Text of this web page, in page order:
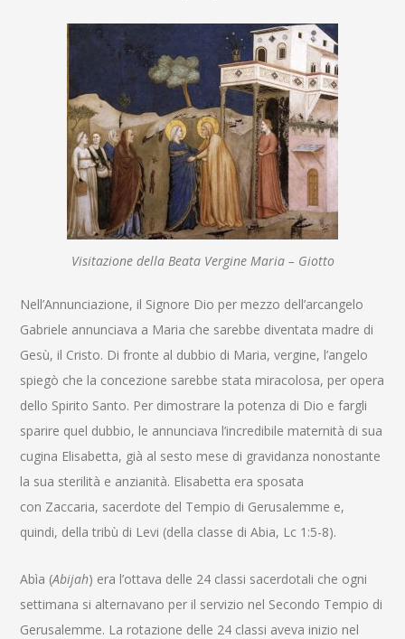
Visitazione della Beata Vergine Maria – Giotto
Nell’Annunciazione, il Signore Dio per mezzo dell’arcangelo
Gabriele annunciava a Maria che sarebbe diventata madre di
Gesù, il Cristo. Di fronte al dubbio di Maria, vergine, l’angelo
spiegò che la concezione sarebbe stata miracolosa, per opera
dello Spirito Santo. Per dimostrare la potenza di Dio e fargli
sparire quel dubbio, le annunciava l’incredibile maternità di sua
cugina Elisabetta, già al sesto mese di gravidanza nonostante
la sua sterilità e anzianità. Elisabetta era sposata
con Zaccaria, sacerdote del Tempio di Gerusalemme e,
quindi, della tribù di Levi (della classe di Abia, Lc 1:5-8).
Abìa (Abijah) era l’ottava delle 24 classi sacerdotali che ogni
settimana si alternavano per il servizio nel Secondo Tempio di
Gerusalemme. La rotazione delle 24 classi aveva inizio nel